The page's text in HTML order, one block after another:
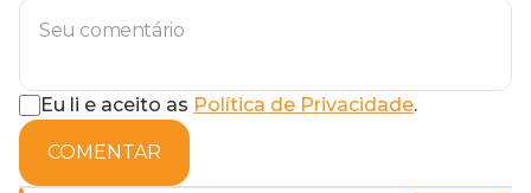
Eu li e aceito as Política de Privacidade.
COMENTAR